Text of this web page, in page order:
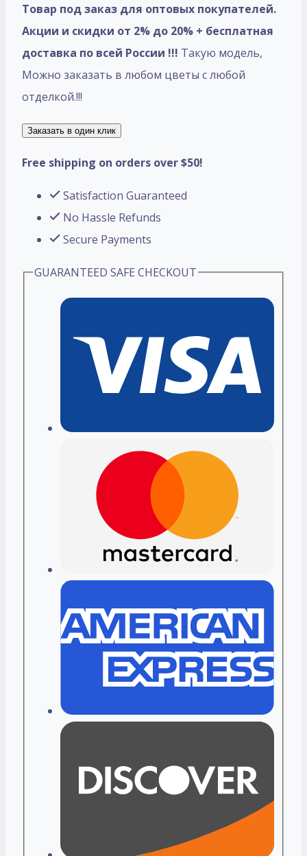
Товар под заказ для оптовых покупателей.
Акции и скидки от 2% до 20% + бесплатная
доставка по всей России !!! Такую модель,
Mожно заказать в любом цветы с любой
отделкой.!!!
Заказать в один клик
Free shipping on orders over $50!
Satisfaction Guaranteed
No Hassle Refunds
Secure Payments
GUARANTEED SAFE CHECKOUT